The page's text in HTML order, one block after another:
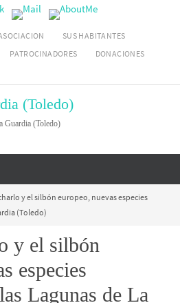
SUS HABITANTES
PATROCINADORES
DONACIONES
(Toledo)
Guardia (Toledo)
y el silbón europeo, nuevas especies
(Toledo)
y el silbón
especies
Lagunas de La